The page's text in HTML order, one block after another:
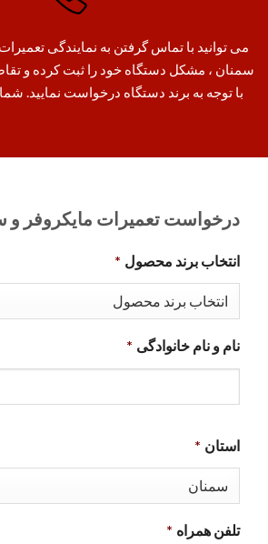
می توانید با تماس گرفتن به نمایندگی
سمنان ، مشکل دستگاه خود را ثبت کرده و
با توجه به برند دستگاه درخواست نمایید. شماره
درخواست تعمیرات مایکروفر و
انتخاب برند محصول *
نام و نام خانوادگی *
استان *
تلفن همراه *